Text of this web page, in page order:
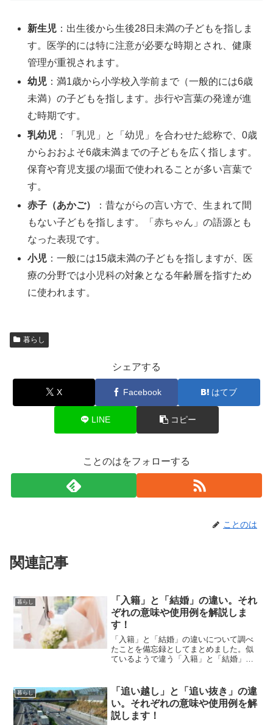
新生児 ：出生後から生後28日未満の子どもを指しま
す。医学的には特に注意が必要な時期とされ、健康
管理が重視されます。
幼児 ：満1歳から小学校入学前まで（一般的には6歳
未満）の子どもを指します。歩行や言葉の発達が進
む時期です。
乳幼児 ：「乳児」と「幼児」を合わせた総称で、0歳
からおおよそ6歳未満までの子どもを広く指します。
保育や育児支援の場面で使われることが多い言葉で
す。
赤子（あかご）
：昔ながらの言い方で、生まれて間
もない子どもを指します。「赤ちゃん」の語源とも
なった表現です。
小児 ：一般には15歳未満の子どもを指しますが、医
療の分野では小児科の対象となる年齢層を指すため
に使われます。
暮らし
シェアする
X Facebook はてブ
LINE コピー
ことのはをフォローする
ことのは
関連記事
暮らし
「入籍」と「結婚」の違い。それ
ぞれの意味や使用例を解説しま
す！
「入籍」と「結婚」の違いについて調べ
たことを備忘録としてまとめました。似
ているようで違う「入籍」と「結婚」の
暮らし
「追い越し」と「追い抜き」の違
い。それぞれの意味や使用例を解
説します！